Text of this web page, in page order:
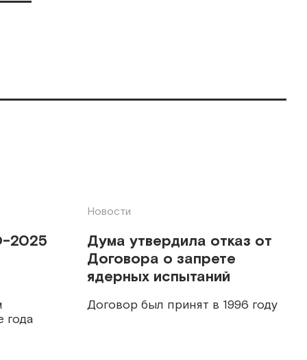
2025
года
Новости
Дума утвердила отказ от
Договора о запрете
ядерных испытаний
Договор был принят в 1996 году